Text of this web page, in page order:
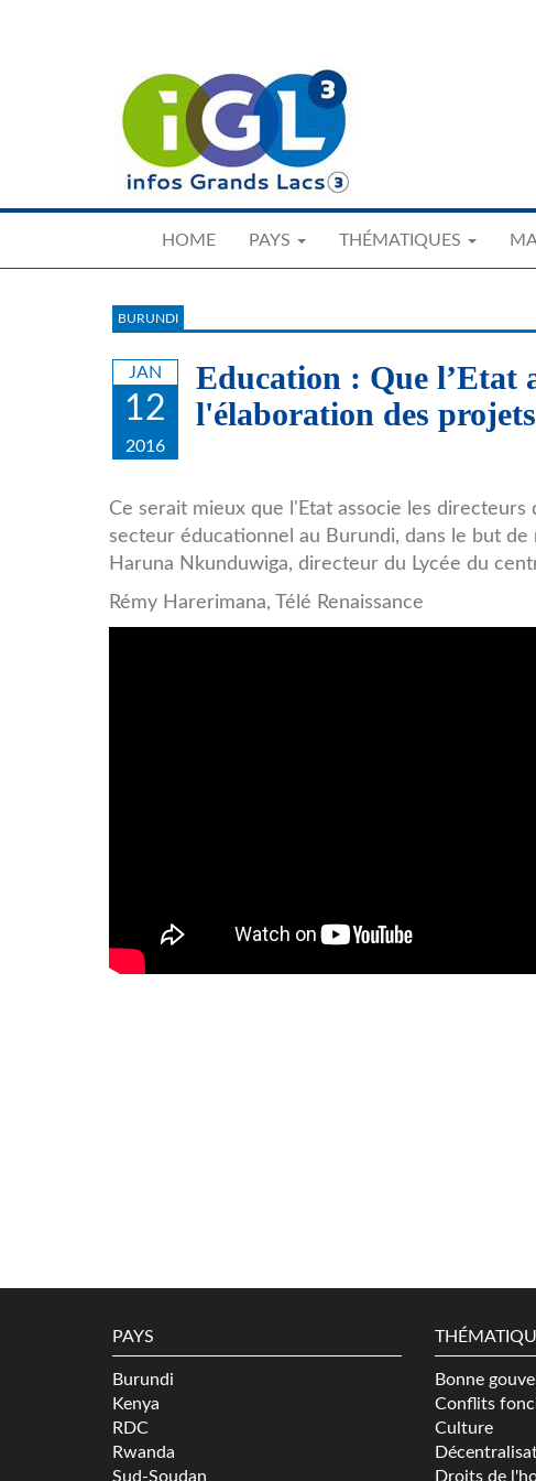
HOME PAYS THÉMATIQUES
BURUNDI
JAN
12
2016
Education : Que l’Etat
l'élaboration des projets
Ce serait mieux que l'Etat associe les
secteur éducationnel au Burundi, dans le but
Haruna Nkunduwiga, directeur du Lycée du
Rémy Harerimana, Télé Renaissance
PAYS
Burundi
Kenya
RDC
Rwanda
Sud-Soudan
Bonne
Conflits
Culture
Droits de